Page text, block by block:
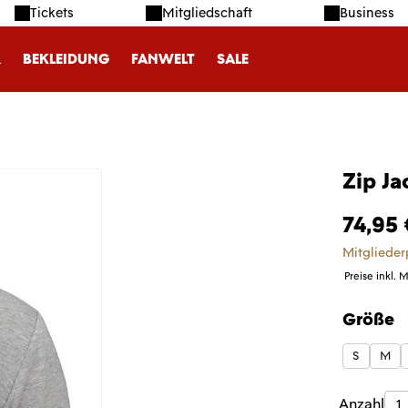
Tickets Mitgliedschaft Business
BEKLEIDUNG FANWELT SALE
Zip
74,95
Preise inkl.
Größe
S M
Anzahl